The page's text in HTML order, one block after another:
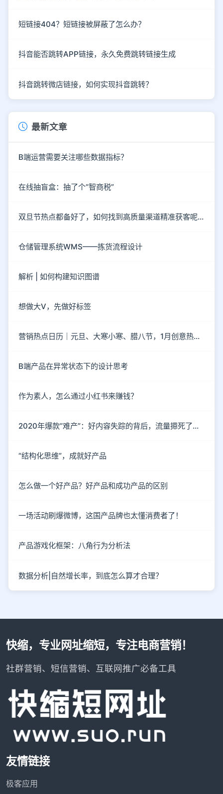
短链接404？短链接被屏蔽了怎么办？
抖音能否跳转APP链接，永久免费跳转链接生成
抖音跳转微店链接，如何实现抖音跳转？
最新文章
B端运营需要关注哪些数据指标？
在线抽盲盒：抽了个“智商税”
双旦节热点都备好了，如何找到高质量渠道精准获客呢？
仓储管理系统WMS——拣货流程设计
解析 | 如何构建知识图谱
想做大V，先做好标签
营销热点日历｜元旦、大寒小寒、腊八节，1月创意热点都在这
B端产品在异常状态下的设计思考
作为素人，怎么通过小红书来赚钱？
2020年爆款“难产”：好内容失踪的背后，流量摁死了内容
“结构化思维”，成就好产品
怎么做一个好产品？好产品和成功产品的区别
一场活动刷爆微博，这国产品牌也太懂消费者了！
产品游戏化框架：八角行为分析法
数据分析|自然增长率，到底怎么算才合理？
快缩，专业网址缩短，专注电商营销！
社群营销、短信营销、互联网推广必备工具
友情链接
极客应用